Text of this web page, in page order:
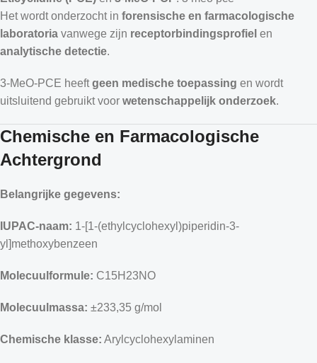
Het wordt onderzocht in forensische en farmacologische
laboratoria vanwege zijn receptorbindingsprofiel en
analytische detectie.
3-MeO-PCE heeftgeen medische toepassing en wordt
uitsluitend gebruikt voor wetenschappelijk onderzoek.
Chemische en Farmacologische
Achtergrond
Belangrijke gegevens:
IUPAC-naam: 1-[1-(ethylcyclohexyl)piperidin-3-
yl]methoxybenzeen
Molecuulformule: C15H23NO
Molecuulmassa: ±233,35 g/mol
Chemische klasse: Arylcyclohexylaminen